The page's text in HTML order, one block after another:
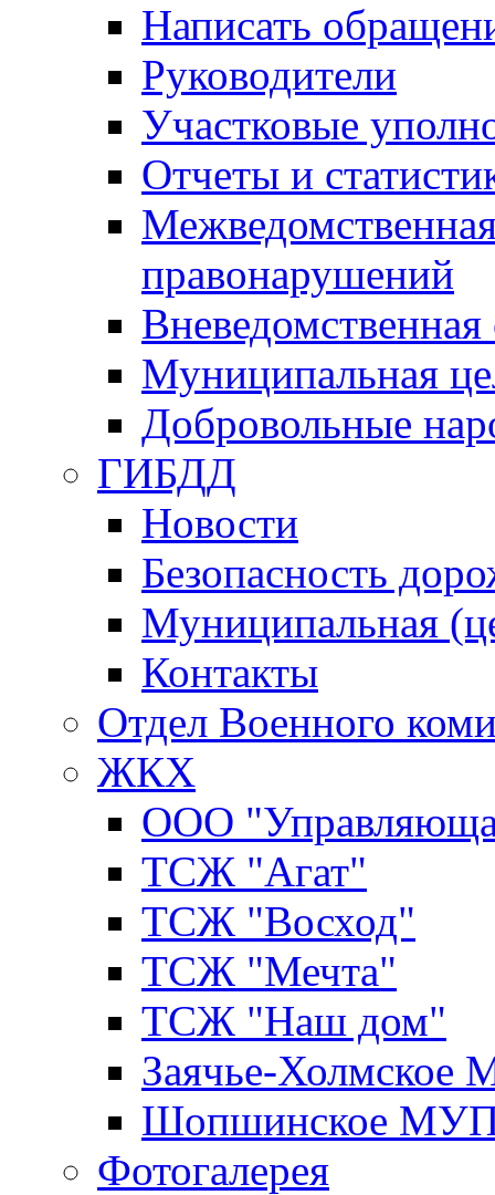
Написать
Руководители
Участковые
Отчеты и
правонарушений
Вневедомственная
Муниципальная
Добровольные
ГИБДД
Новости
Безопасность
Муниципальная
Контакты
Отдел Военного
ЖКХ
ООО
ТСЖ "Агат"
ТСЖ "Восход"
ТСЖ "Мечта"
ТСЖ "Наш дом"
Заячье-
Шопшинское
Фотогалерея